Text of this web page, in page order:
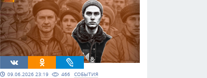
09.06.2026 23:19 466 СОБЫТИЯ